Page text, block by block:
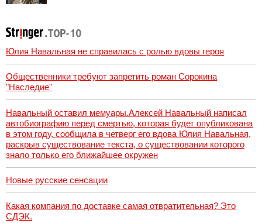
Юлия Навальная не справилась с ролью вдовы героя
Общественники требуют запретить роман Сорокина
"Наследие"
Навальный оставил мемуары.Алексей Навальный написал
автобиографию перед смертью, которая будет опубликована
в этом году, сообщила в четверг его вдова Юлия Навальная,
раскрыв существование текста, о существовании которого
знало только его ближайшее окружен
Новые русские сенсации
Какая компания по доставке самая отвратительная? Это
СДЭК.